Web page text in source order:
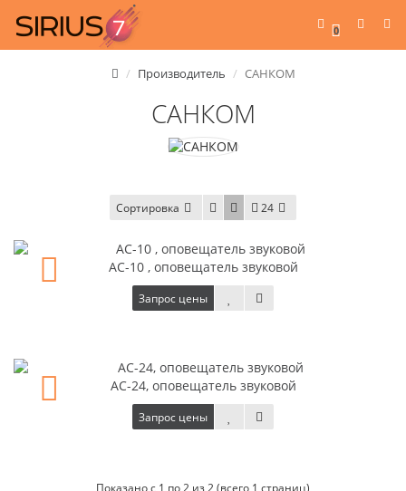
0
Производитель САНКОМ
САНКОМ
Сортировка 24
АС-10 , оповещатель звуковой
Запрос цены
АС-24, оповещатель звуковой
Запрос цены
Показано с 1 по 2 из 2 (всего 1 страниц)